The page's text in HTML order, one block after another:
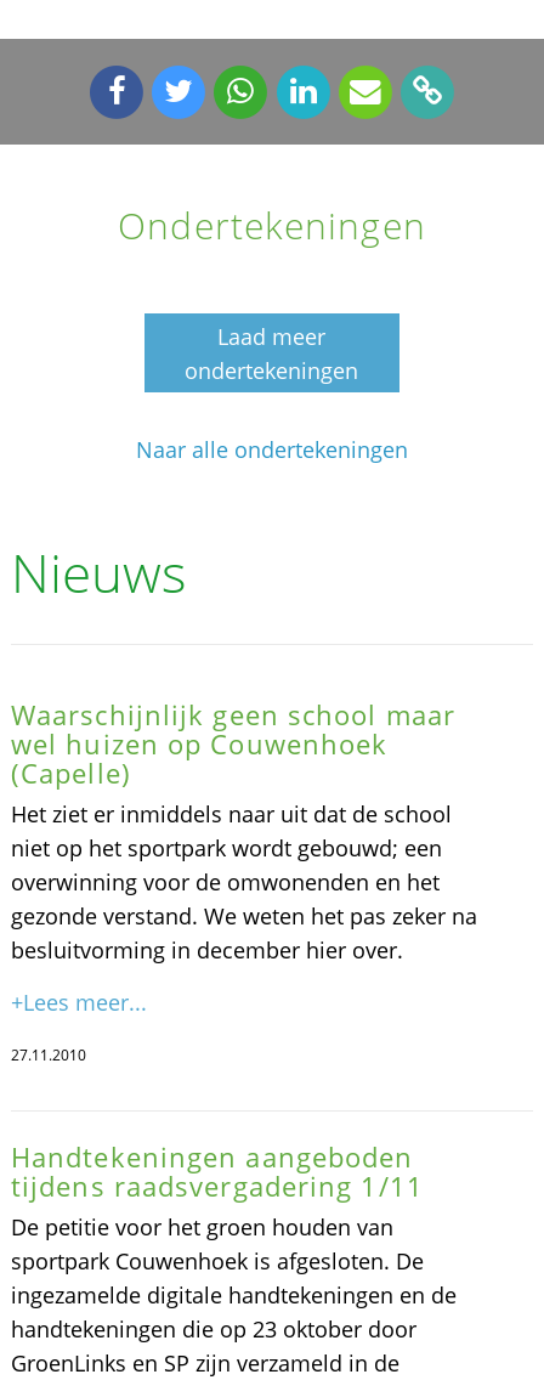
Ondertekeningen
Laad meer
ondertekeningen
Naar alle ondertekeningen
Nieuws
Waarschijnlijk geen school maar
wel huizen op Couwenhoek
(Capelle)
Het ziet er inmiddels naar uit dat de school
niet op het sportpark wordt gebouwd; een
overwinning voor de omwonenden en het
gezonde verstand. We weten het pas zeker na
besluitvorming in december hier over.
+Lees meer...
27.11.2010
Handtekeningen aangeboden
tijdens raadsvergadering 1/11
De petitie voor het groen houden van
sportpark Couwenhoek is afgesloten. De
ingezamelde digitale handtekeningen en de
handtekeningen die op 23 oktober door
GroenLinks en SP zijn verzameld in de